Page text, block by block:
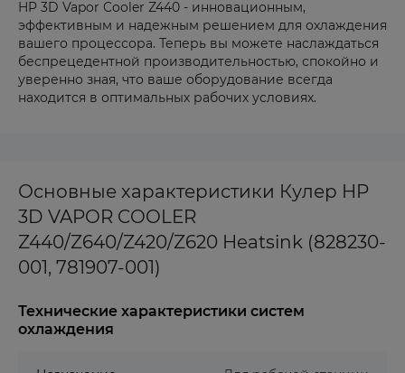
HP 3D Vapor Cooler Z440 - инновационным,
эффективным и надежным решением для охлаждения
вашего процессора. Теперь вы можете наслаждаться
беспрецедентной производительностью, спокойно и
уверенно зная, что ваше оборудование всегда
находится в оптимальных рабочих условиях.
Основные характеристики Кулер HP
3D VAPOR COOLER
Z440/Z640/Z420/Z620 Heatsink (828230-
001, 781907-001)
Технические характеристики систем
охлаждения